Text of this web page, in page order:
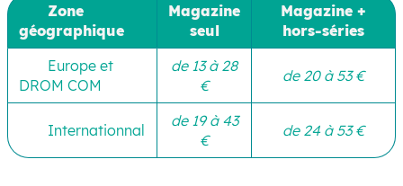
Zone
géographique
Magazine
seul
Magazine +
hors-séries
Europe et
DROM COM
de 13 à 28
€
de 20 à 53 €
Internationnal
de 19 à 43
€
de 24 à 53 €